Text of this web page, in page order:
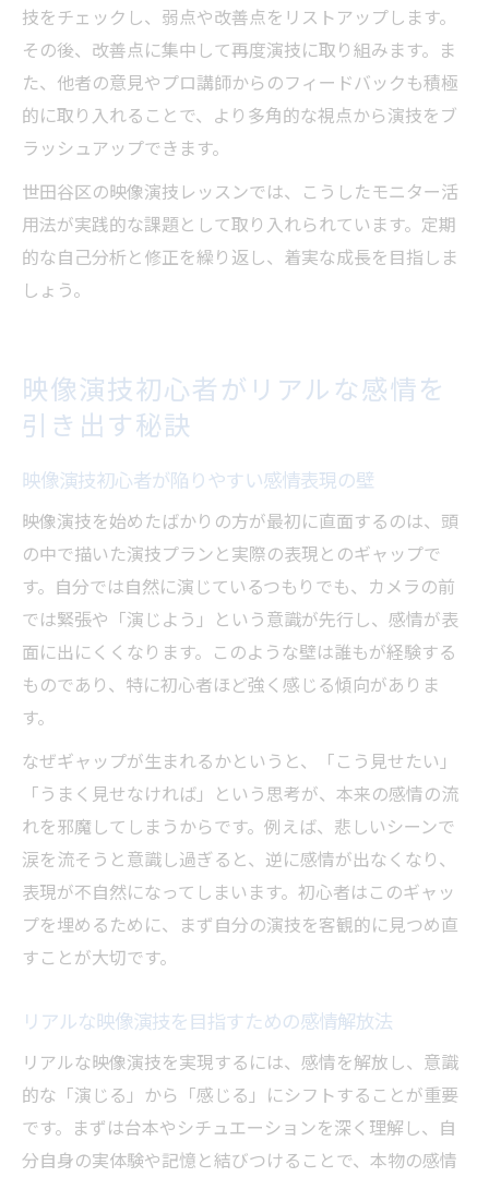
技をチェックし、弱点や改善点をリストアップします。
その後、改善点に集中して再度演技に取り組みます。ま
た、他者の意見やプロ講師からのフィードバックも積極
的に取り入れることで、より多角的な視点から演技をブ
ラッシュアップできます。
世田谷区の映像演技レッスンでは、こうしたモニター活
用法が実践的な課題として取り入れられています。定期
的な自己分析と修正を繰り返し、着実な成長を目指しま
しょう。
映像演技初心者がリアルな感情を
引き出す秘訣
映像演技初心者が陥りやすい感情表現の壁
映像演技を始めたばかりの方が最初に直面するのは、頭
の中で描いた演技プランと実際の表現とのギャップで
す。自分では自然に演じているつもりでも、カメラの前
では緊張や「演じよう」という意識が先行し、感情が表
面に出にくくなります。このような壁は誰もが経験する
ものであり、特に初心者ほど強く感じる傾向がありま
す。
なぜギャップが生まれるかというと、「こう見せたい」
「うまく見せなければ」という思考が、本来の感情の流
れを邪魔してしまうからです。例えば、悲しいシーンで
涙を流そうと意識し過ぎると、逆に感情が出なくなり、
表現が不自然になってしまいます。初心者はこのギャッ
プを埋めるために、まず自分の演技を客観的に見つめ直
すことが大切です。
リアルな映像演技を目指すための感情解放法
リアルな映像演技を実現するには、感情を解放し、意識
的な「演じる」から「感じる」にシフトすることが重要
です。まずは台本やシチュエーションを深く理解し、自
分自身の実体験や記憶と結びつけることで、本物の感情